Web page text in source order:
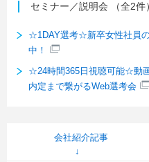
セミナー／説明会 （全2件）
☆1DAY選考☆新卒女性社員
中！
☆24時間365日視聴可能☆動
内定まで繋がるWeb選考会
会社紹介記事